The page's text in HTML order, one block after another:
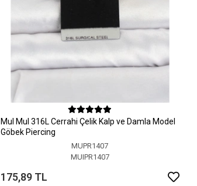
MuI MuI 316L Cerrahi Çelik Kalp ve Damla Model
Göbek Piercing
MUPR1407
MUIPR1407
175,89 TL